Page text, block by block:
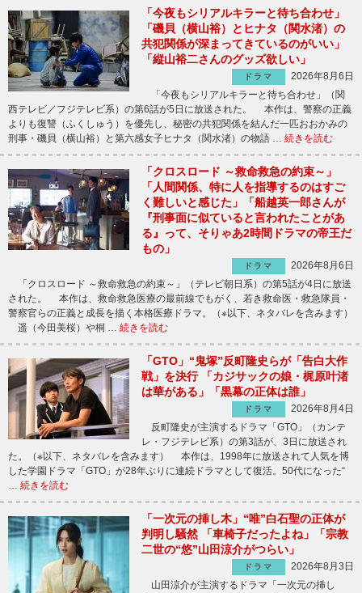
「今夜もシリアルキラーと待ち合わせ」
「磯貝（横山裕）とヒナタ（関水渚）の
共犯関係が深まってきているのがいい」
「縦山裕二さんのグッズ欲しい」
ドラマ
2026年8月6日
「今夜もシリアルキラーと待ち合わせ」（関
西テレビ／フジテレビ系）の第6話が5日に放送された。 本作は、警察の正義
よりも復讐（ふくしゅう）を優先し、秘密の共犯関係を結んだ一匹おおかみの
刑事・磯貝（横山裕）と第六感女子ヒナタ（関水渚）の物語 … 続きを読む
「クロスロード ～救命救急の約束～」
「人間関係、特に人を指導するのはすご
く難しいと感じた」「船越英一郎さんが
『刑事面に似ていると言われたことがあ
る』って、そりゃあ2時間ドラマの帝王だ
もの」
ドラマ
2026年8月6日
「クロスロード ～救命救急の約束～」（テレビ朝日系）の第5話が4日に放送
された。 本作は、救命救急医療の最前線でもがく、若き救命医・救急隊員・
警察官らの正義と成長を描く本格医療ドラマ。（※以下、ネタバレを含みます）
遥（今田美桜）や桐 … 続きを読む
「GTO」“鬼塚”反町隆史らが「告白大作
戦」を決行 「カジサックの娘・梶原叶渚
は華がある」「黒幕の正体は誰」
ドラマ
2026年8月4日
反町隆史が主演するドラマ「GTO」（カンテ
レ・フジテレビ系）の第3話が、3日に放送され
た。（※以下、ネタバレを含みます） 本作は、1998年に放送されて人気を博
した学園ドラマ「GTO」が28年ぶりに連続ドラマとして復活。50代になった“
… 続きを読む
「一次元の挿し木」“唯”白石聖の正体が
判明し騒然 「車椅子だったよね」「宗教
二世の“悠”山田涼介がつらい」
ドラマ
2026年8月3日
山田涼介が主演するドラマ「一次元の挿し